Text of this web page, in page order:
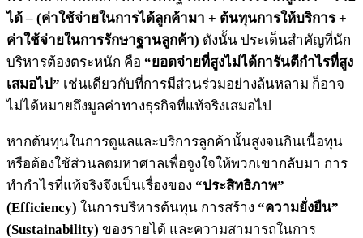
ได้ – (ค่าใช้จ่ายในการได้ลูกค้ามา + ต้นทุนการให้บริการ +
ค่าใช้จ่ายในการรักษาฐานลูกค้า) ดังนั้น ประเด็นสำคัญที่นัก
บริหารต้องตระหนัก คือ “ยอดจ่ายที่สูงไม่ได้การันตีกำไรที่สูง
เสมอไป” เช่นเดียวกับที่การมีส่วนร่วมอย่างล้นหลาม ก็อาจ
ไม่ได้หมายถึงมูลค่าทางธุรกิจที่แท้จริงเสมอไป
หากต้นทุนในการดูแลและบริการลูกค้านั้นสูงจนกินเนื้อทุน
หรือต้องใช้ส่วนลดมหาศาลเพื่อจูงใจให้พวกเขากลับมา การ
ทำกำไรที่แท้จริงจึงเป็นเรื่องของ “ประสิทธิภาพ”
(Efficiency) ในการบริหารต้นทุน การสร้าง “ความยั่งยืน”
(Sustainability) ของรายได้ และความสามารถในการ